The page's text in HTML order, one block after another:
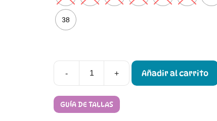
38
-
Sandalias
Barefoot
Hi-
Tec
Koala
+ Añadir al carrito
GUÍA DE TALLAS